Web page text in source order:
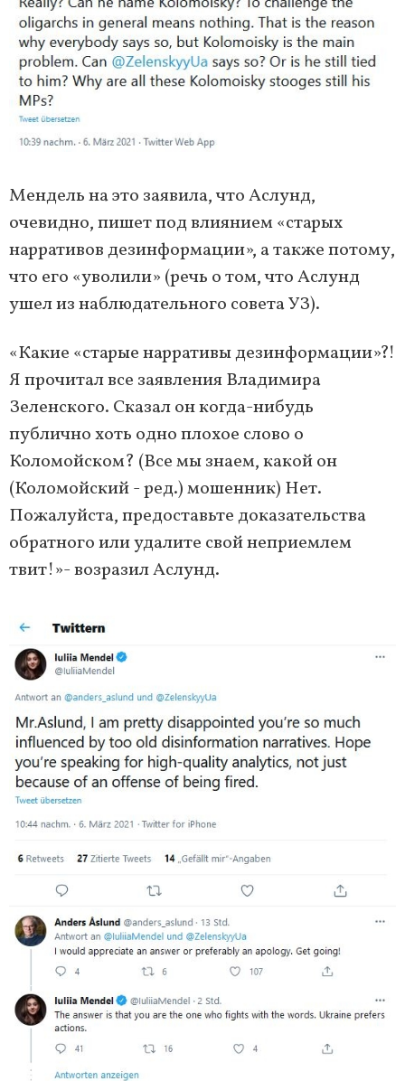
Мендель на это заявила, что Аслунд,
очевидно, пишет под влиянием «старых
нарративов дезинформации», а также потому,
что его «уволили» (речь о том, что Аслунд
ушел из наблюдательного совета УЗ).
«Какие «старые нарративы дезинформации»?!
Я прочитал все заявления Владимира
Зеленского. Сказал он когда-нибудь
публично хоть одно плохое слово о
Коломойском? (Все мы знаем, какой он
(Коломойский - ред.) мошенник) Нет.
Пожалуйста, предоставьте доказательства
обратного или удалите свой неприемлем
твит!»- возразил Аслунд.